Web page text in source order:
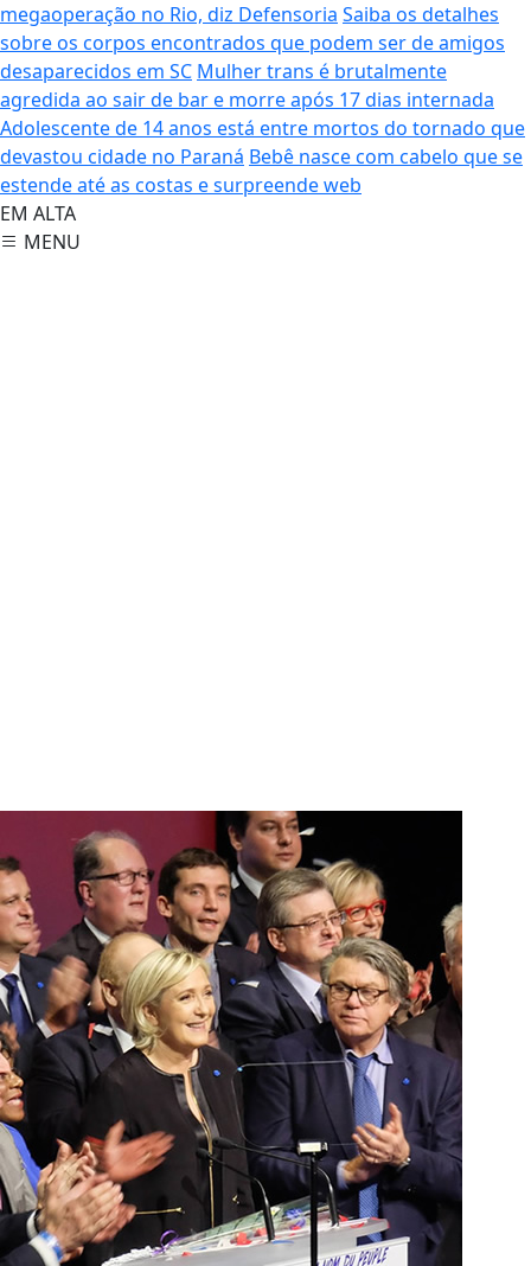
megaoperação no Rio, diz Defensoria Saiba os detalhes
sobre os corpos encontrados que podem ser de amigos
desaparecidos em SC Mulher trans é brutalmente
agredida ao sair de bar e morre após 17 dias internada
Adolescente de 14 anos está entre mortos do tornado que
devastou cidade no Paraná Bebê nasce com cabelo que se
estende até as costas e surpreende web
EM ALTA
MENU